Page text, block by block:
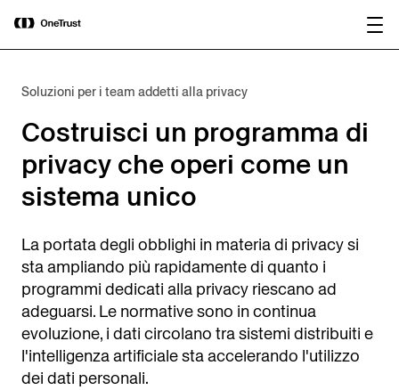
OneTrust nominata “Visionaria” nel
Magic Quadrant™ 2026 di Gartner®
per le piattaforme di governance
Soluzioni per i team addetti alla privacy
Costruisci un programma di
privacy che operi come un
sistema unico
La portata degli obblighi in materia di privacy si
sta ampliando più rapidamente di quanto i
programmi dedicati alla privacy riescano ad
adeguarsi. Le normative sono in continua
evoluzione, i dati circolano tra sistemi distribuiti e
l'intelligenza artificiale sta accelerando l'utilizzo
dei dati personali.